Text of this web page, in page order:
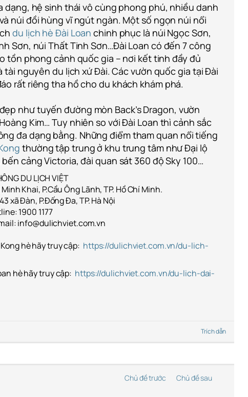
dạng, hệ sinh thái vô cùng phong phú, nhiều danh
núi đồi hùng vĩ ngút ngàn. Một số ngọn núi nổi
du lịch hè Đài Loan chinh phục là núi Ngọc Sơn,
Sơn, núi Thất Tinh Sơn…Đài Loan có đến 7 công
tồn phong cảnh quốc gia – nơi kết tinh đầy đủ
nguyên du lịch xứ Đài. Các vườn quốc gia tại Đài
rất riêng tha hồ cho du khách khám phá.
như tuyến đường mòn Back’s Dragon, vườn
Kim… Tuy nhiên so với Đài Loan thì cảnh sắc
đa dạng bằng. Những điểm tham quan nổi tiếng
thường tập trung ở khu trung tâm như Đại lộ
cảng Victoria, đài quan sát 360 độ Sky 100…
DU LỊCH VIỆT
Khai, P.Cầu Ông Lãnh, TP. Hồ Chí Minh.
xã Đàn, P.Đống Đa, TP. Hà Nội
1900 1177
info@dulichviet.com.vn
hè hãy truy cập: https://dulichviet.com.vn/du-lich-
hè hãy truy cập: https://dulichviet.com.vn/du-lich-dai-
Trích dẫn
Chủ đề trước Chủ đề sau